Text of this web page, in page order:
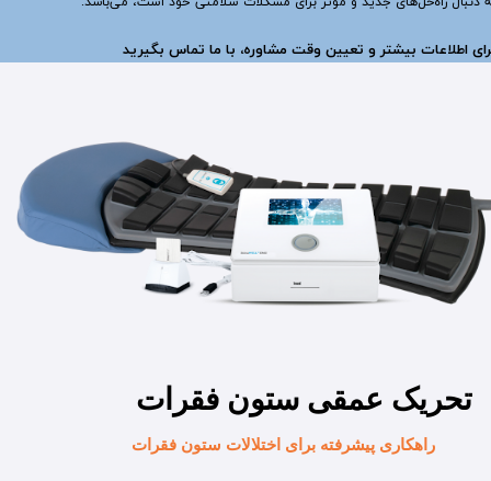
اطلاعات بیشتر و تعیین وقت مشاوره، با ما تماس بگیرید
تحریک عمقی ستون فقرات
راهکاری پیشرفته برای اختلالات ستون فقرات